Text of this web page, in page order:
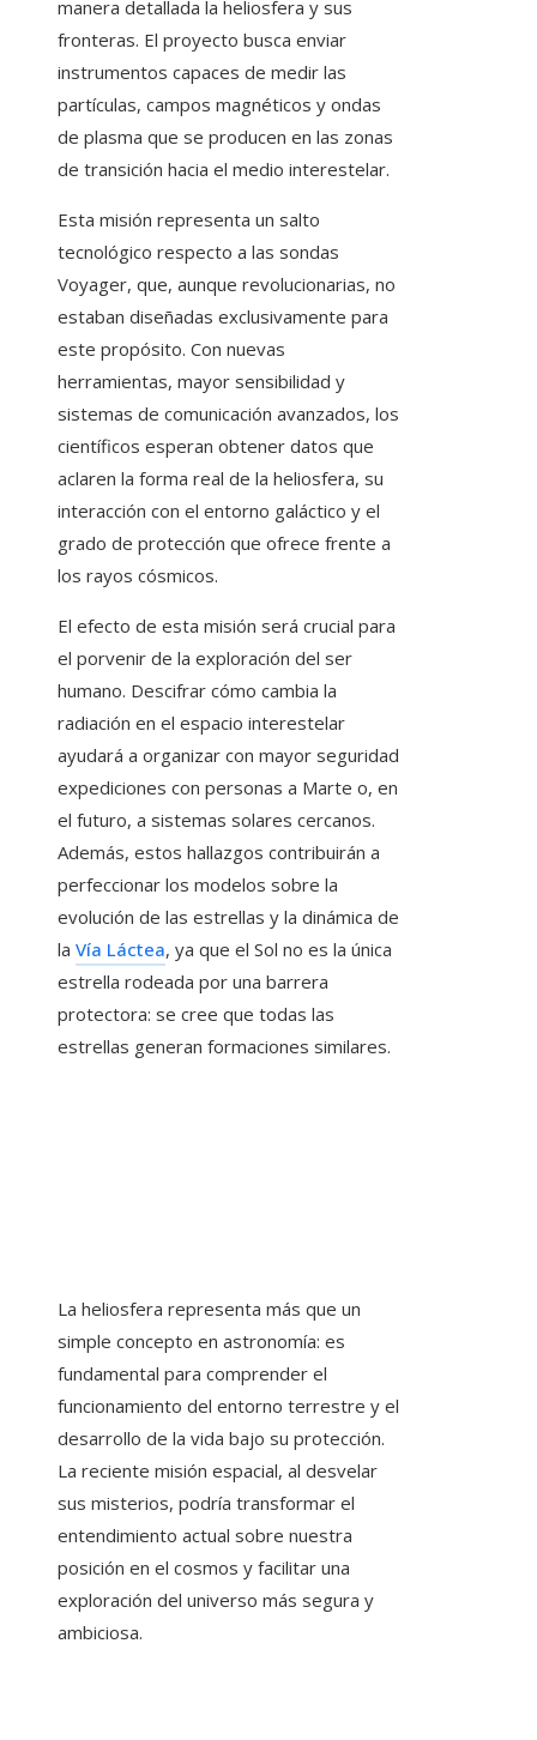
manera detallada la heliosfera y sus
fronteras. El proyecto busca enviar
instrumentos capaces de medir las
partículas, campos magnéticos y ondas
de plasma que se producen en las zonas
de transición hacia el medio interestelar.
Esta misión representa un salto
tecnológico respecto a las sondas
Voyager, que, aunque revolucionarias, no
estaban diseñadas exclusivamente para
este propósito. Con nuevas
herramientas, mayor sensibilidad y
sistemas de comunicación avanzados, los
científicos esperan obtener datos que
aclaren la forma real de la heliosfera, su
interacción con el entorno galáctico y el
grado de protección que ofrece frente a
los rayos cósmicos.
El efecto de esta misión será crucial para
el porvenir de la exploración del ser
humano. Descifrar cómo cambia la
radiación en el espacio interestelar
ayudará a organizar con mayor seguridad
expediciones con personas a Marte o, en
el futuro, a sistemas solares cercanos.
Además, estos hallazgos contribuirán a
perfeccionar los modelos sobre la
evolución de las estrellas y la dinámica de
la Vía Láctea, ya que el Sol no es la única
estrella rodeada por una barrera
protectora: se cree que todas las
estrellas generan formaciones similares.
La heliosfera representa más que un
simple concepto en astronomía: es
fundamental para comprender el
funcionamiento del entorno terrestre y el
desarrollo de la vida bajo su protección.
La reciente misión espacial, al desvelar
sus misterios, podría transformar el
entendimiento actual sobre nuestra
posición en el cosmos y facilitar una
exploración del universo más segura y
ambiciosa.